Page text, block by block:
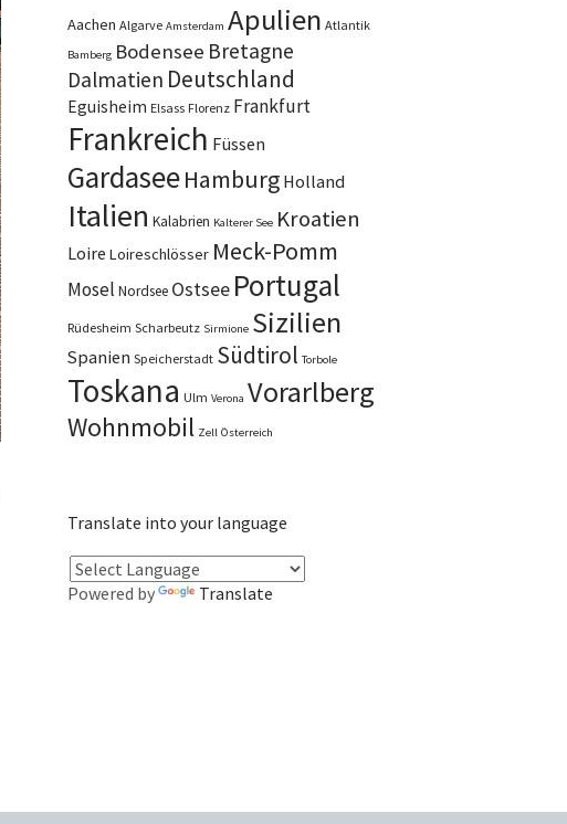
Aachen Algarve Amsterdam Apulien Atlantik
Bamberg Bodensee Bretagne
Dalmatien Deutschland
Eguisheim Elsass Florenz Frankfurt
Frankreich Füssen
GardaseeHamburg Holland
Italien Kalabrien Kalterer See Kroatien
Loire Loireschlösser Meck-Pomm
Mosel Nordsee Ostsee Portugal
Rüdesheim Scharbeutz Sirmione Sizilien
Spanien Speicherstadt Südtirol Torbole
Toskana Ulm Verona Vorarlberg
Wohnmobil Zell Österreich
Translate into your language
Powered by Translate